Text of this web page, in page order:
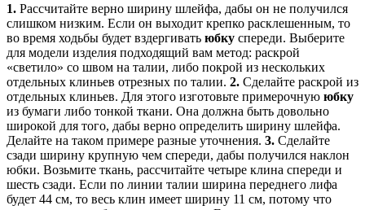
1. Рассчитайте верно ширину шлейфа, дабы он не получился
слишком низким. Если он выходит крепко расклешенным, то
во время ходьбы будет вздергивать юбку спереди. Выберите
для модели изделия подходящий вам метод: раскрой
«светило» со швом на талии, либо покрой из нескольких
отдельных клиньев отрезных по талии. 2. Сделайте раскрой из
отдельных клиньев. Для этого изготовьте примерочную юбку
из бумаги либо тонкой ткани. Она должна быть довольно
широкой для того, дабы верно определить ширину шлейфа.
Делайте на таком примере разные уточнения. 3. Сделайте
сзади ширину крупную чем спереди, дабы получился наклон
юбки. Возьмите ткань, рассчитайте четыре клина спереди и
шесть сзади. Если по линии талии ширина переднего лифа
будет 44 см, то весь клин имеет ширину 11 см, потому что